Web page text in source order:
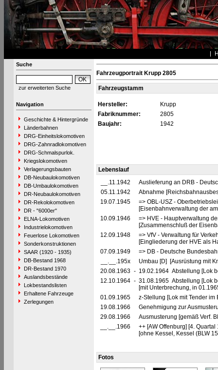
Suche
zur erweiterten Suche
Navigation
Geschichte & Hintergründe
Länderbahnen
DRG-Einheitslokomotiven
DRG-Zahnradlokomotiven
DRG-Schmalspurlok.
Kriegslokomotiven
Verlagerungsbauten
DB-Neubaulokomotiven
DB-Umbaulokomotiven
DR-Neubaulokomotiven
DR-Rekolokomotiven
DR - "6000er"
ELNA-Lokomotiven
Industrielokomotiven
Feuerlose Lokomotiven
Sonderkonstruktionen
SAAR (1920 - 1935)
DB-Bestand 1968
DR-Bestand 1970
Auslandsbestände
Lokbestandslisten
Erhaltene Fahrzeuge
Zerlegungen
Fahrzeugportrait Krupp 2805
Fahrzeugstamm
Hersteller:
Krupp
Fabriknummer:
2805
Baujahr:
1942
Lebenslauf
__.11.1942
Auslieferung an DRB -
05.11.1942
Abnahme
19.07.1945
=> OBL-USZ -
[Eisenbahnverwaltung der
10.09.1946
=> HVE - Hauptverwaltung
[Zusammenschluß der
12.09.1948
=> VfV - Verwaltung für
[Eingliederung der HVE als
07.09.1949
=> DB - Deutsche
__.__.195x
Umbau [D] [Ausrüstung mit
20.08.1963 - 19.02.1964 Abstellung [Lok
12.10.1964 - 31.08.1965 Abstellung [Lok
[mit Unterbrechung, in
01.09.1965
z-Stellung [Lok mit Tender im
19.08.1966
Genehmigung zur
29.08.1966
Ausmusterung [gemäß Verf.
__.__.1966
++ [AW Offenburg] [4.
[ohne Kessel, Kessel (BLW
Fotos